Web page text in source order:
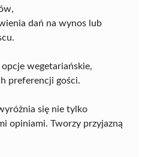
dań na wynos lub
wegetariańskie,
preferencji gości.
się nie tylko
opiniami. Tworzy przyjazną